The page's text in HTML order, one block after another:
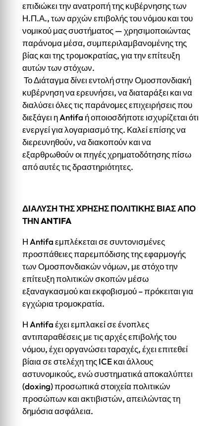
επιδιώκει την ανατροπή της κυβέρνησης των
Η.Π.Α., των αρχών επιβολής του νόμου και του
νομικού μας συστήματος — χρησιμοποιώντας
παράνομα μέσα, συμπεριλαμβανομένης της
βίας και της τρομοκρατίας, για την επίτευξη
αυτών των στόχων.
Το Διάταγμα δίνει εντολή στην Ομοσπονδιακή
κυβέρνηση να ερευνήσει, να διαταράξει και να
διαλύσει όλες τις παράνομες επιχειρήσεις που
διεξάγει η Antifa ή οποιοσδήποτε ισχυρίζεται ότι
ενεργεί για λογαριασμό της. Καλεί επίσης να
διερευνηθούν, να διακοπούν και να
εξαρθρωθούν οι πηγές χρηματοδότησης πίσω
από αυτές τις δραστηριότητες.
ΔΙΑΛΥΣΗ ΤΗΣ ΧΡΗΣΗΣ ΠΟΛΙΤΙΚΗΣ ΒΙΑΣ ΑΠΟ
ΤΗΝ ANTIFA
Η Antifa εμπλέκεται σε συντονισμένες
προσπάθειες παρεμπόδισης της εφαρμογής
των Ομοσπονδιακών νόμων, με στόχο την
επίτευξη πολιτικών σκοπών μέσω
εξαναγκασμού και εκφοβισμού – πρόκειται για
εγχώρια τρομοκρατία.
Η Antifa έχει εμπλακεί σε ένοπλες
αντιπαραθέσεις με τις αρχές επιβολής του
νόμου, έχει οργανώσει ταραχές, έχει επιτεθεί
βίαια σε στελέχη της ICE και άλλους
αστυνομικούς, ενώ συστηματικά αποκαλύπτει
(doxing) προσωπικά στοιχεία πολιτικών
προσώπων και ακτιβιστών, απειλώντας τη
δημόσια ασφάλεια.